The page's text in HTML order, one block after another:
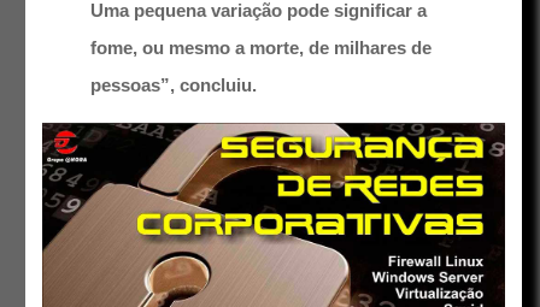
Uma pequena variação pode significar a
fome, ou mesmo a morte, de milhares de
pessoas”, concluiu.